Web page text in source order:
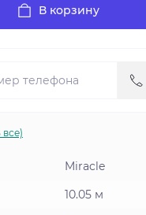
В корзину
Miracle
10.05 м